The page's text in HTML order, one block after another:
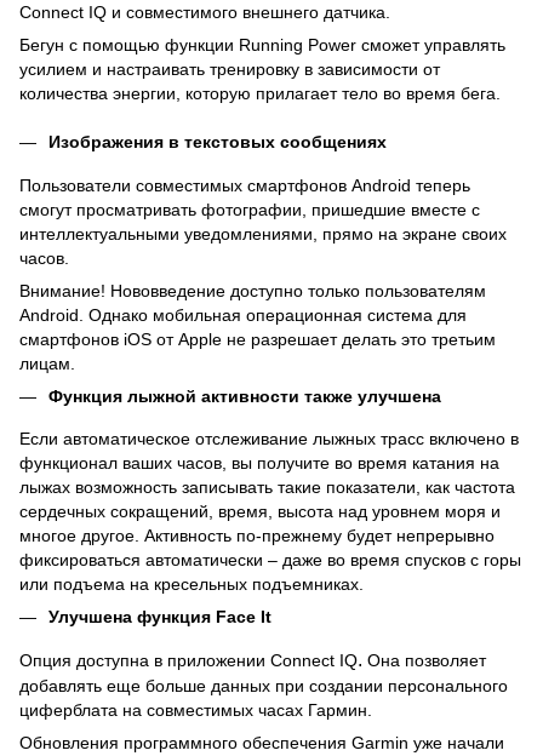
Connect IQ и совместимого внешнего датчика.
Бегун с помощью функции Running Power сможет управлять
усилием и настраивать тренировку в зависимости от
количества энергии, которую прилагает тело во время бега.
Изображения в текстовых сообщениях
Пользователи совместимых смартфонов Android теперь
смогут просматривать фотографии, пришедшие вместе с
интеллектуальными уведомлениями, прямо на экране своих
часов.
Внимание! Нововведение доступно только пользователям
Android. Однако мобильная операционная система для
смартфонов iOS от Apple не разрешает делать это третьим
лицам.
Функция лыжной активности также улучшена
Если автоматическое отслеживание лыжных трасс включено в
функционал ваших часов, вы получите во время катания на
лыжах возможность записывать такие показатели, как частота
сердечных сокращений, время, высота над уровнем моря и
многое другое. Активность по-прежнему будет непрерывно
фиксироваться автоматически – даже во время спусков с горы
или подъема на кресельных подъемниках.
Улучшена функция Face It
Опция доступна в приложении Connect IQ. Она позволяет
добавлять еще больше данных при создании персонального
циферблата на совместимых часах Гармин.
Обновления программного обеспечения Garmin уже начали